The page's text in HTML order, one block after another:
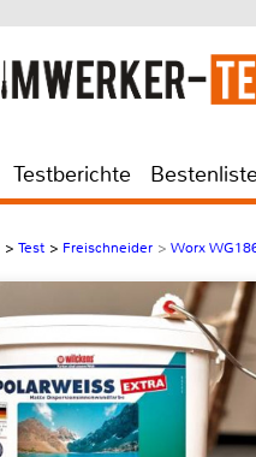
Testberichte Bestenliste
> Test > Freischneider > Worx